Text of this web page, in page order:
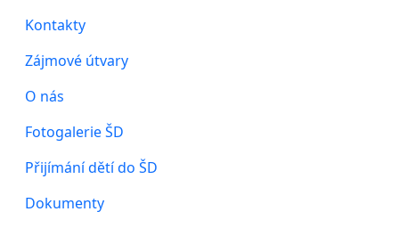
Kontakty
Zájmové útvary
O nás
Fotogalerie ŠD
Přijímání dětí do ŠD
Dokumenty